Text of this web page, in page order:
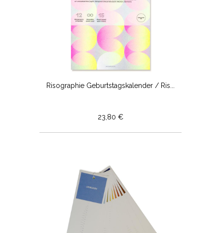
Risographie Geburtstagskalender / Ris...
23,80 €